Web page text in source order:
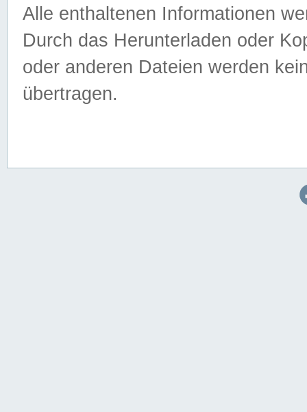
Alle enthaltenen Informationen
Durch das Herunterladen oder
oder anderen Dateien werden
übertragen.